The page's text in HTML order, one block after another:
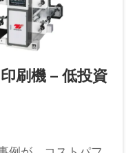
刷機 – 低投資